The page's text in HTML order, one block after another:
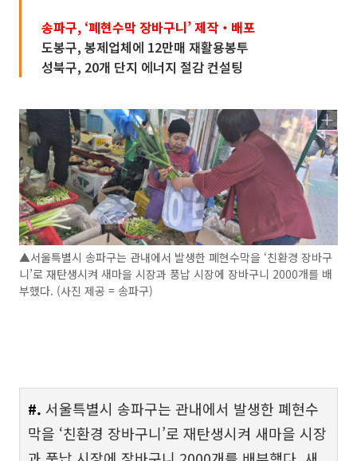
송파구, ‘폐현수막 장바구니’ 제작‧배포
도봉구, 봉제업체에 12만매 재활용봉투
성북구, 20개 단지 에너지 절감 컨설팅
▲서울특별시 송파구는 관내에서 발생한 폐현수막을 ‘친환경 장바구
니’로 재탄생시켜 새마을 시장과 풍납 시장에 장바구니 2000개를 배
부했다. (사진 제공 = 송파구)
#. 서울특별시 송파구는 관내에서 발생한 폐현수
막을 ‘친환경 장바구니’로 재탄생시켜 새마을 시장